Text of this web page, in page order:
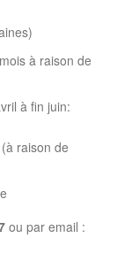
à raison de
à fin juin:
raison de
ou par email :